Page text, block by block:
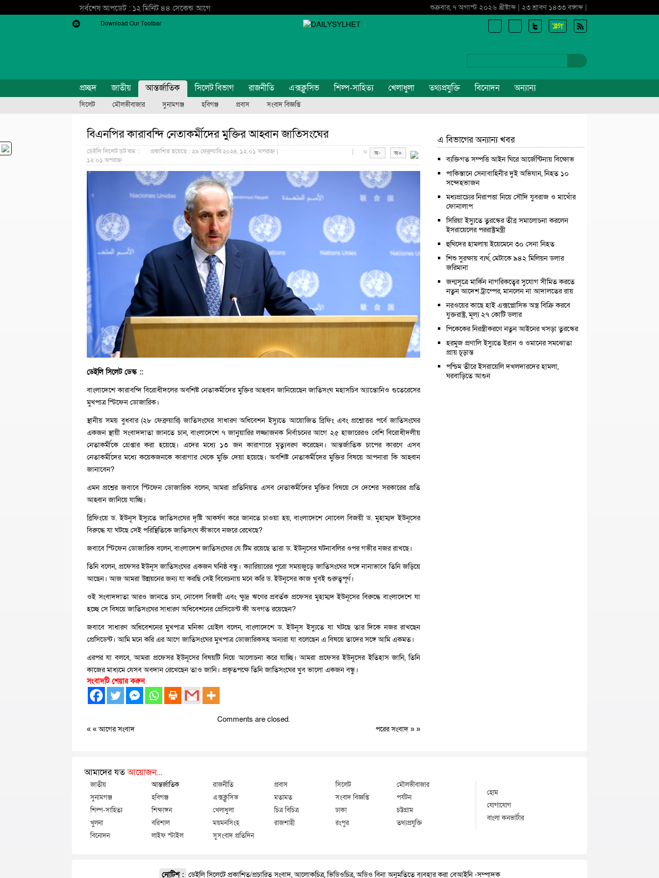
সর্বশেষ আপডেট : ১২ মিনিট ৪৪ সেকেন্ড আগে শুক্রবার, ৭ অগাস্ট ২০২৬ খ্রীষ্টাব্দ | ২৩ শ্রাবণ ১৪৩৩ বঙ্গাব্দ |
Download Our Toolbar
প্রচ্ছদ জাতীয় আন্তর্জাতিক সিলেট বিভাগ রাজনীতি এক্সক্লুসিভ শিল্প-সাহিত্য খেলাধুলা তথ্যপ্রযুক্তি বিনোদন অন্যান্য
সিলেট মৌলভীবাজার সুনামগঞ্জ হবিগঞ্জ প্রবাস সংবাদ বিজ্ঞপ্তি
বিএনপির কারাবন্দি নেতাকর্মীদের মুক্তির আহ্বান জাতিসংঘের
ডেইলি সিলেট ডট কম ::
প্রকাশিত হয়েছে : ২৯ ফেব্রুয়ারি ২০২৪, ১২:০১ অপরাহ্ন |
১২:০১ অপরাহ্ন
| ০
ডেইলি সিলেট ডেস্ক ::
বাংলাদেশে কারাবন্দি বিরোধীদলের অবশিষ্ট নেতাকর্মীদের মুক্তির আহ্বান জানিয়েছেন জাতিসংঘ মহাসচিব অ্যান্তোনিও গুতেরেসের
মুখপাত্র স্টিফেন ডোজারিক।
স্থানীয় সময় বুধবার (২৮ ফেব্রুয়ারি) জাতিসংঘের সাধারণ অধিবেশন ইস্যুতে আয়োজিত ব্রিফিং এবং প্রশ্নোত্তর পর্বে জাতিসংঘের
একজন স্থায়ী সংবাদদাতা জানতে চান, বাংলাদেশে ৭ জানুয়ারির লজ্জাজনক নির্বাচনের আগে ২৫ হাজারেরও বেশি বিরোধীদলীয়
নেতাকর্মীকে গ্রেপ্তার করা হয়েছে। এদের মধ্যে ১৩ জন কারাগারে মৃত্যুবরণ করেছেন। আন্তর্জাতিক চাপের কারণে এসব
নেতাকর্মীদের মধ্যে কয়েকজনকে কারাগার থেকে মুক্তি দেয়া হয়েছে। অবশিষ্ট নেতাকর্মীদের মুক্তির বিষয়ে আপনারা কি আহ্বান
জানাবেন?
এমন প্রশ্নের জবাবে স্টিফেন ডোজারিক বলেন, আমরা প্রতিনিয়ত এসব নেতাকর্মীদের মুক্তির বিষয়ে সে দেশের সরকারের প্রতি
আহ্বান জানিয়ে যাচ্ছি।
ব্রিফিংয়ে ড. ইউনূস ইস্যুতে জাতিসংঘের দৃষ্টি আকর্ষণ করে জানতে চাওয়া হয়, বাংলাদেশে নোবেল বিজয়ী ড. মুহাম্মদ ইউনূসের
বিরুদ্ধে যা ঘটছে সেই পরিস্থিতিকে জাতিসংঘ কীভাবে নজরে রেখেছে?
জবাবে স্টিফেন ডোজারিক বলেন, বাংলাদেশ জাতিসংঘের যে টিম রয়েছে তারা ড. ইউনূসের ঘটনাবলির ওপর গভীর নজর রাখছে।
তিনি বলেন, প্রফেসর ইউনূস জাতিসংঘের একজন ঘনিষ্ঠ বন্ধু। ক্যারিয়ারের পুরো সময়জুড়ে জাতিসংঘের সঙ্গে নানাভাবে তিনি জড়িয়ে
আছেন। আজ আমরা উন্নয়নের জন্য যা করছি সেই বিবেচনায় মনে করি ড. ইউনূসের কাজ খুবই গুরুত্বপূর্ণ।
ওই সংবাদদাতা আরও জানতে চান, নোবেল বিজয়ী এবং ক্ষুদ্র ঋণের প্রবর্তক প্রফেসর মুহাম্মদ ইউনূসের বিরুদ্ধে বাংলাদেশে যা
হচ্ছে সে বিষয়ে জাতিসংঘের সাধারণ অধিবেশনের প্রেসিডেন্ট কী অবগত রয়েছেন?
জবাবে সাধারণ অধিবেশনের মুখপাত্র মনিকা গ্রেইল বলেন, বাংলাদেশে ড. ইউনূস ইস্যুতে যা ঘটছে তার দিকে নজর রাখছেন
প্রেসিডেন্ট। আমি মনে করি এর আগে জাতিসংঘের মুখপাত্র ডোজারিকসহ অন্যরা যা বলেছেন এ বিষয়ে তাদের সঙ্গে আমি একমত।
এরপর যা বলবে, আমরা প্রফেসর ইউনূসের বিষয়টি নিয়ে আলোচনা করে যাচ্ছি। আমরা প্রফেসর ইউনূসের ইতিহাস জানি, তিনি
কাজের মাধ্যমে যেসব অবদান রেখেছেন তাও জানি। প্রকৃতপক্ষে তিনি জাতিসংঘের খুব ভালো একজন বন্ধু।
সংবাদটি শেয়ার করুন
Comments are closed.
« «আগের সংবাদ পরের সংবাদ » »
এ বিভাগের অন্যান্য খবর
ব্যক্তিগত সম্পত্তি আইন ঘিরে আর্জেন্টিনায় বিক্ষোভ
পাকিস্তানে সেনাবাহিনীর দুই অভিযান, নিহত ১০
সন্দেহভাজন
মধ্যপ্রাচ্যের নিরাপত্তা নিয়ে সৌদি যুবরাজ ও মাখোঁর
ফোনালাপ
সিরিয়া ইস্যুতে তুরস্কের তীব্র সমালোচনা করলেন
ইসরায়েলের পররাষ্ট্রমন্ত্রী
হুথিদের হামলায় ইয়েমেনে ৩০ সেনা নিহত
শিশু সুরক্ষায় ব্যর্থ, মেটাকে ৯৪২ মিলিয়ন ডলার
জরিমানা
জন্মসূত্রে মার্কিন নাগরিকত্বের সুযোগ সীমিত করতে
নতুন আদেশ ট্রাম্পের, মানলেন না আদালতের রায়
নরওয়ের কাছে হাই এক্সপ্লোসিভ অস্ত্র বিক্রি করবে
যুক্তরাষ্ট্র, মূল্য ২৭ কোটি ডলার
পিকেকের নিরস্ত্রীকরণে নতুন আইনের খসড়া তুরস্কের
হরমুজ প্রণালি ইস্যুতে ইরান ও ওমানের সমঝোতা
প্রায় চূড়ান্ত
পশ্চিম তীরে ইসরায়েলি দখলদারদের হামলা,
ঘরবাড়িতে আগুন
আমাদের যতআয়োজন...
জাতীয় আন্তর্জাতিক রাজনীতি প্রবাস সিলেট
মৌলভীবাজার
সুনামগঞ্জ
হবিগঞ্জ এক্সক্লুসিভ মতামত সংবাদ বিজ্ঞপ্তি
পর্যটন
শিল্প-সাহিত্য
শিক্ষাঙ্গন খেলাধুলা চিত্র বিচিত্র ঢাকা
চট্টগ্রাম
খুলনা
বরিশাল ময়মনসিংহ রাজশাহী রংপুর
তথ্যপ্রযুক্তি
বিনোদন
লাইফ স্টাইল সুসংবাদ প্রতিদিন
হোম
যোগাযোগ
বাংলা কনভার্টার
নোটিশ : ডেইলি সিলেটে প্রকাশিত/প্রচারিত সংবাদ, আলোকচিত্র, ভিডিওচিত্র, অডিও বিনা অনুমতিতে ব্যবহার করা বেআইনি -সম্পাদক